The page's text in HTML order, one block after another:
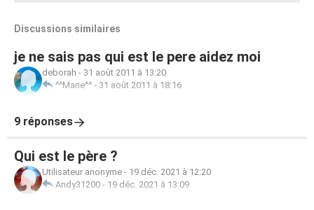
Discussions similaires
je ne sais pas qui est le pere aidez moi
deborah - 31 août 2011 à 13:20
^^Marie^^ - 31 août 2011 à 18:16
9 réponses
Qui est le père ?
Utilisateur anonyme - 19 déc. 2021 à 12:20
Andy31200 - 19 déc. 2021 à 13:09